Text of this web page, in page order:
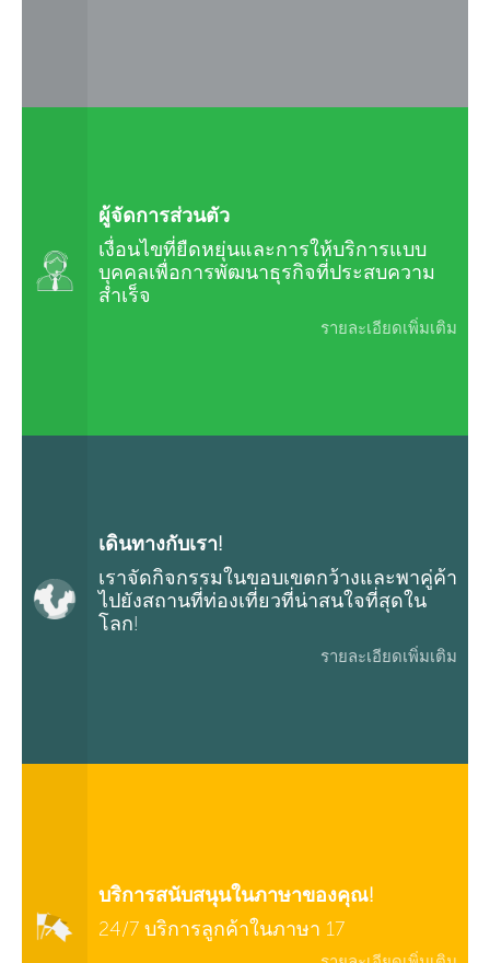
ผู้จัดการส่วนตัว
เงื่อนไขที่ยืดหยุ่นและการให้บริการแบบ
บุคคลเพื่อการพัฒนาธุรกิจที่ประสบความ
สำเร็จ
รายละเอียดเพิ่มเติม
เดินทางกับเรา!
เราจัดกิจกรรมในขอบเขตกว้างและพาคู่ค้า
ไปยังสถานที่ท่องเที่ยวที่น่าสนใจที่สุดใน
โลก!
รายละเอียดเพิ่มเติม
บริการสนับสนุนในภาษาของคุณ!
24/7 บริการลูกค้าในภาษา 17